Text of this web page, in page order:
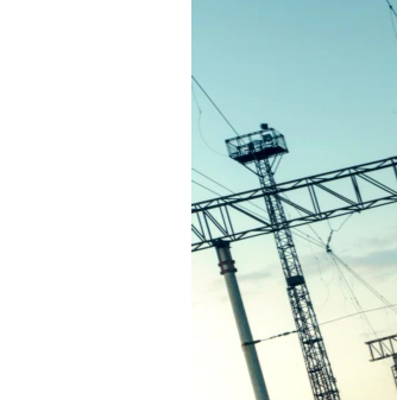
УКРАЇНСЬКА ПРОБЛЕМА КРИМУ